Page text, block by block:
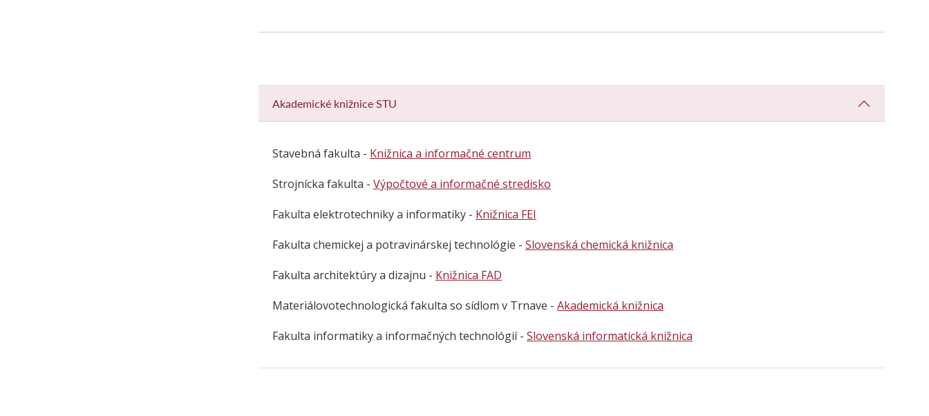
Akademické knižnice STU
Stavebná fakulta - Knižnica a informačné centrum
Strojnícka fakulta - Výpočtové a informačné stredisko
Fakulta elektrotechniky a informatiky - Knižnica FEI
Fakulta chemickej a potravinárskej technológie - Slovenská chemická knižnica
Fakulta architektúry a dizajnu - Knižnica FAD
Materiálovotechnologická fakulta so sídlom v Trnave - Akademická knižnica
Fakulta informatiky a informačných technológií - Slovenská informatická knižnica